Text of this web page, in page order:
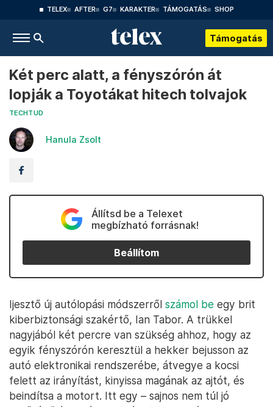
TELEX AFTER G7 KARAKTER TÁMOGATÁS SHOP
Támogatás
Két perc alatt, a fényszórón át
lopják a Toyotákat hitech tolvajok
TECHTUD
Hanula Zsolt
Állítsd be a Telexet
megbízható forrásnak!
Beállítom
Ijesztő új autólopási módszerről számol be egy brit
kiberbiztonsági szakértő, Ian Tabor. A trükkel
nagyjából két percre van szükség ahhoz, hogy az
egyik fényszórón keresztül a hekker bejusson az
autó elektronikai rendszerébe, átvegye a kocsi
felett az irányítást, kinyissa magának az ajtót, és
beindítsa a motort. Itt egy – sajnos nem túl jó